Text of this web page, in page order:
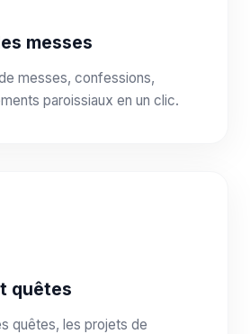
messes
messes, confessions,
paroissiaux en un clic.
quêtes
quêtes, les projets de